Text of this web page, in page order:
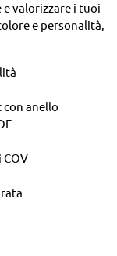
valorizzare i tuoi
e personalità,
con anello
COV